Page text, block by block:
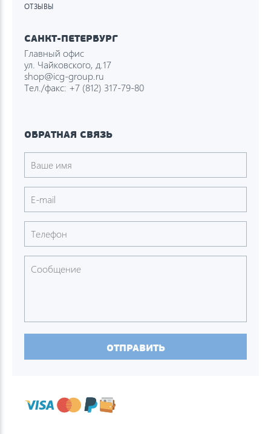
ОТЗЫВЫ
САНКТ-ПЕТЕРБУРГ
Главный офис
ул. Чайковского, д.17
shop@icg-group.ru
Тел./факс: +7 (812) 317-79-80
ОБРАТНАЯ СВЯЗЬ
ОТПРАВИТЬ